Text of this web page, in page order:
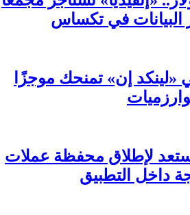
البيانات في تكساس
«لينكد إن» تمنحك موجزًا
لإطلاق محفظة عملات
داخل التطبيق